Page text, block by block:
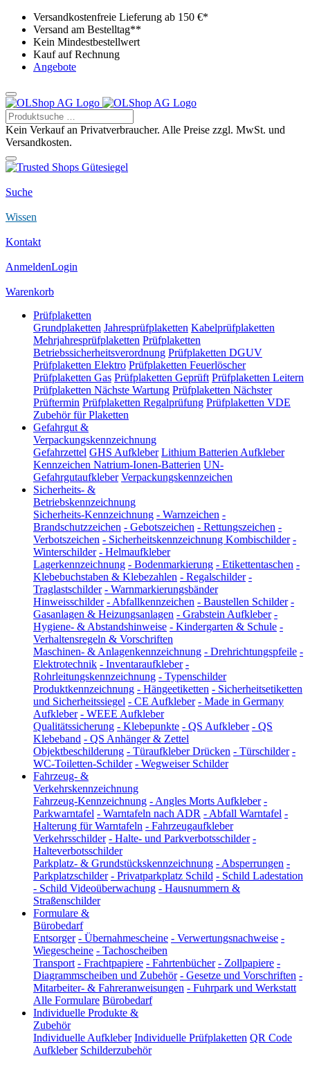
Versandkostenfreie Lieferung ab 150 €*
Versand am Bestelltag**
Kein Mindestbestellwert
Kauf auf Rechnung
Angebote
Kein Verkauf an Privatverbraucher. Alle Preise zzgl. MwSt. und
Versandkosten.
Suche
Wissen
Kontakt
AnmeldenLogin
Warenkorb
Prüfplaketten
Grundplaketten Jahresprüfplaketten Kabelprüfplaketten
Mehrjahresprüfplaketten Prüfplaketten
Betriebssicherheitsverordnung Prüfplaketten DGUV
Prüfplaketten Elektro Prüfplaketten Feuerlöscher
Prüfplaketten Gas Prüfplaketten Geprüft Prüfplaketten Leitern
Prüfplaketten Nächste Wartung Prüfplaketten Nächster
Prüftermin Prüfplaketten Regalprüfung Prüfplaketten VDE
Zubehör für Plaketten
Gefahrgut &
Verpackungskennzeichnung
Gefahrzettel GHS Aufkleber Lithium Batterien Aufkleber
Kennzeichen Natrium-Ionen-Batterien UN-
Gefahrgutaufkleber Verpackungskennzeichen
Sicherheits- &
Betriebskennzeichnung
Sicherheits-Kennzeichnung - Warnzeichen -
Brandschutzzeichen - Gebotszeichen - Rettungszeichen -
Verbotszeichen - Sicherheitskennzeichnung Kombischilder -
Winterschilder - Helmaufkleber
Lagerkennzeichnung - Bodenmarkierung - Etikettentaschen -
Klebebuchstaben & Klebezahlen - Regalschilder -
Traglastschilder - Warnmarkierungsbänder
Hinweisschilder - Abfallkennzeichen - Baustellen Schilder -
Gasanlagen & Heizungsanlagen - Grabstein Aufkleber -
Hygiene- & Abstandshinweise - Kindergarten & Schule -
Verhaltensregeln & Vorschriften
Maschinen- & Anlagenkennzeichnung - Drehrichtungspfeile -
Elektrotechnik - Inventaraufkleber -
Rohrleitungskennzeichnung - Typenschilder
Produktkennzeichnung - Hängeetiketten - Sicherheitsetiketten
und Sicherheitssiegel - CE Aufkleber - Made in Germany
Aufkleber - WEEE Aufkleber
Qualitätssicherung - Klebepunkte - QS Aufkleber - QS
Klebeband - QS Anhänger & Zettel
Objektbeschilderung - Türaufkleber Drücken - Türschilder -
WC-Toiletten-Schilder - Wegweiser Schilder
Fahrzeug- &
Verkehrskennzeichnung
Fahrzeug-Kennzeichnung - Angles Morts Aufkleber -
Parkwarntafel - Warntafeln nach ADR - Abfall Warntafel -
Halterung für Warntafeln - Fahrzeugaufkleber
Verkehrsschilder - Halte- und Parkverbotsschilder -
Halteverbotsschilder
Parkplatz- & Grundstückskennzeichnung - Absperrungen -
Parkplatzschilder - Privatparkplatz Schild - Schild Ladestation
- Schild Videoüberwachung - Hausnummern &
Straßenschilder
Formulare &
Bürobedarf
Entsorger - Übernahmescheine - Verwertungsnachweise -
Wiegescheine - Tachoscheiben
Transport - Frachtpapiere - Fahrtenbücher - Zollpapiere -
Diagrammscheiben und Zubehör - Gesetze und Vorschriften -
Mitarbeiter- & Fahreranweisungen - Fuhrpark und Werkstatt
Alle Formulare Bürobedarf
Individuelle Produkte &
Zubehör
Individuelle Aufkleber Individuelle Prüfplaketten QR Code
Aufkleber Schilderzubehör